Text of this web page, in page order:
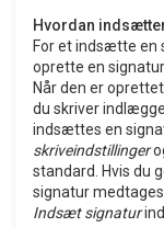
Hvordan
For et indsætte en
oprette en
Når den er
du skriver
indsættes en
skriveindstillinger
standard. Hvis du
signatur
Indsæt signatur